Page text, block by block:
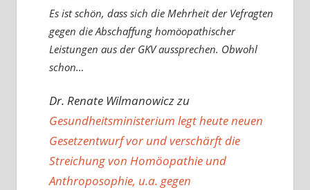
Es ist schön, dass sich die Mehrheit der Vefragten
gegen die Abschaffung homöopathischer
Leistungen aus der GKV aussprechen. Obwohl
schon…
Dr. Renate Wilmanowiczzu
Gesundheitsministerium legt heute neuen
Gesetzentwurf vor und verschärft die
Streichung von Homöopathie und
Anthroposophie, u.a. gegen